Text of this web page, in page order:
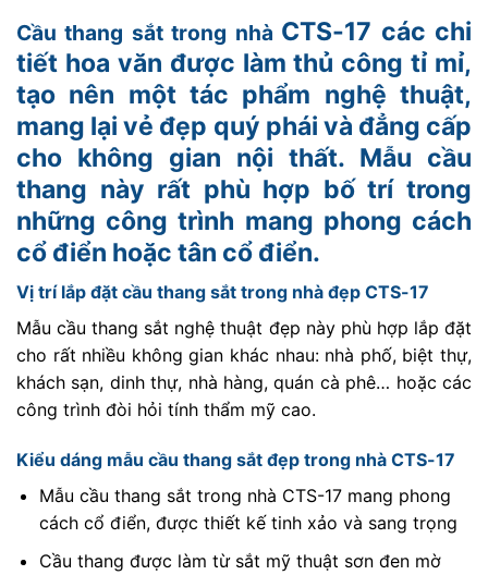
Cầu thang sắt trong nhà CTS-17 các chi
tiết hoa văn được làm thủ công tỉ mỉ,
tạo nên một tác phẩm nghệ thuật,
mang lại vẻ đẹp quý phái và đẳng cấp
cho không gian nội thất. Mẫu cầu
thang này rất phù hợp bố trí trong
những công trình mang phong cách
cổ điển hoặc tân cổ điển.
Vị trí lắp đặt cầu thang sắt trong nhà đẹp CTS-17
Mẫu cầu thang sắt nghệ thuật đẹp này phù hợp lắp đặt
cho rất nhiều không gian khác nhau: nhà phố, biệt thự,
khách sạn, dinh thự, nhà hàng, quán cà phê… hoặc các
công trình đòi hỏi tính thẩm mỹ cao.
Kiểu dáng mẫu cầu thang sắt đẹp trong nhà CTS-17
Mẫu cầu thang sắt trong nhà CTS-17 mang phong
cách cổ điển, được thiết kế tinh xảo và sang trọng
Cầu thang được làm từ sắt mỹ thuật sơn đen mờ